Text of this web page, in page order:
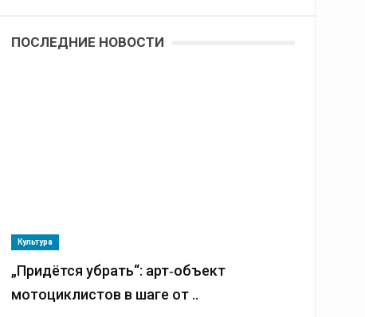
ПОСЛЕДНИЕ НОВОСТИ
Культура
„Придётся убрать“: арт‑объект
мотоциклистов в шаге от ..